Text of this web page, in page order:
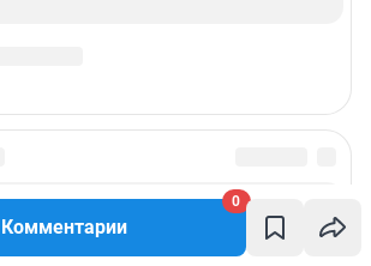
Комментарии
0